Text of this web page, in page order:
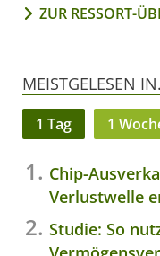
ZUR RESSORT-
MEISTGELESEN
1 Tag 1
Chip-
Verlustwelle
Studie: So